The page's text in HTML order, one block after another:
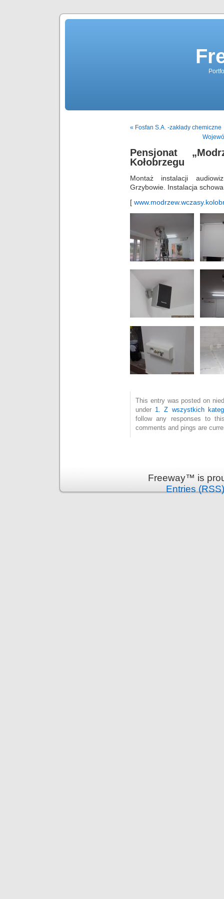
« Fosfan S.A. -zakłady chemiczne
Pensjonat
Kołobrzegu
Montaż instalacji
Grzybowie. Instalacja
[
This entry was posted on
under 1. Z wszystkich
follow any responses to
comments and pings are
Freeway™ is
Entries (RSS)